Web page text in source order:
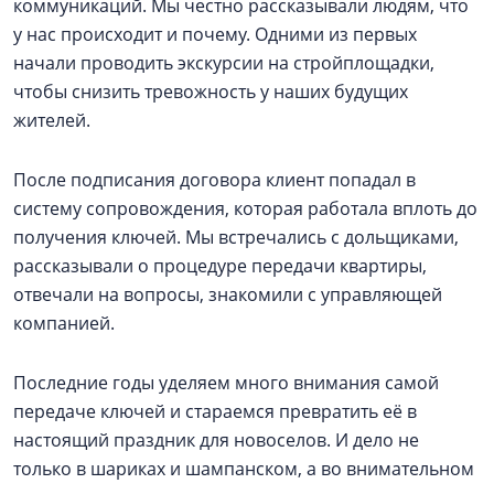
коммуникаций. Мы честно рассказывали людям, что
у нас происходит и почему. Одними из первых
начали проводить экскурсии на стройплощадки,
чтобы снизить тревожность у наших будущих
жителей.
После подписания договора клиент попадал в
систему сопровождения, которая работала вплоть до
получения ключей. Мы встречались с дольщиками,
рассказывали о процедуре передачи квартиры,
отвечали на вопросы, знакомили с управляющей
компанией.
Последние годы уделяем много внимания самой
передаче ключей и стараемся превратить её в
настоящий праздник для новоселов. И дело не
только в шариках и шампанском, а во внимательном